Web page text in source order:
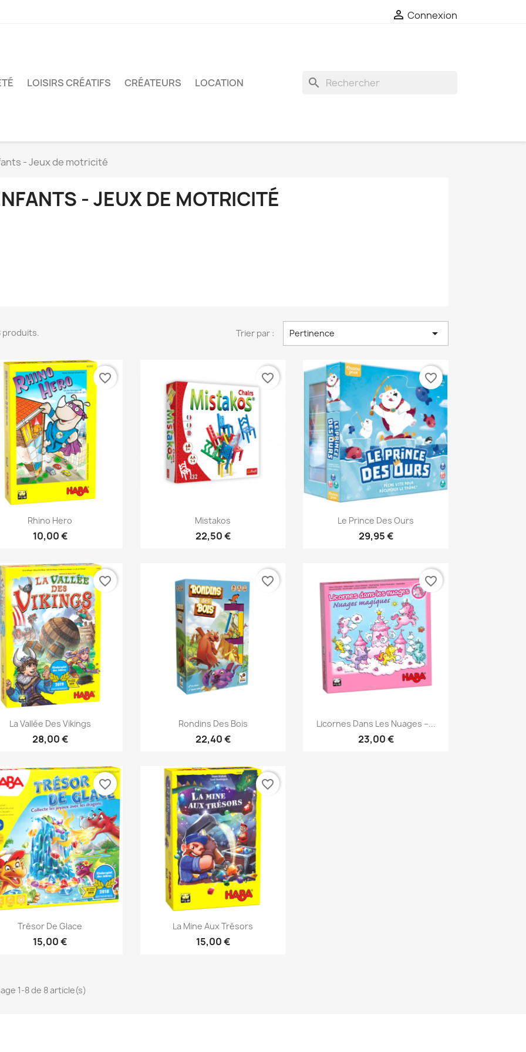
 Connexion
LOISIRS CRÉATIFS CRÉATEURS LOCATION search
- Jeux de motricité
- JEUX DE MOTRICITÉ
produits. Trier par : Pertinence 
Aperçu rapide
Rhino Hero
10,00 €
favorite_border
Aperçu rapide
Mistakos
22,50 €
favorite_border
Aperçu rapide
Le Prince Des Ours
29,95 €
favorite_border
Aperçu rapide
La Vallée Des Vikings
28,00 €
favorite_border
Aperçu rapide
Rondins Des Bois
22,40 €
favorite_border
Aperçu rapide
Licornes Dans Les Nuages –...
23,00 €
favorite_border
Aperçu rapide
Trésor De Glace
15,00 €
favorite_border
Aperçu rapide
La Mine Aux Trésors
15,00 €
favorite_border
1-8 de 8 article(s)